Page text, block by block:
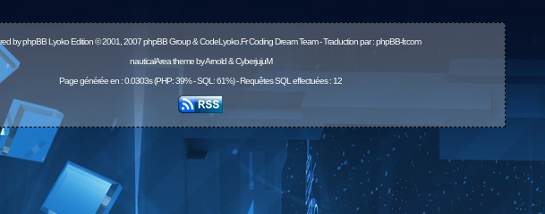
byphpBBLyoko Edition © 2001, 2007 phpBB Group & CodeLyoko.Fr Coding Dream Team - Traduction par :phpBB-fr.com
nauticalArea theme by Arnold & CyberjujuM
Page générée en : 0.0303s (PHP: 39% - SQL: 61%) - Requêtes SQL effectuées : 12